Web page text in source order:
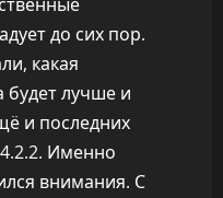
до сих пор.
какая
будет лучше и
и последних
Именно
внимания. С